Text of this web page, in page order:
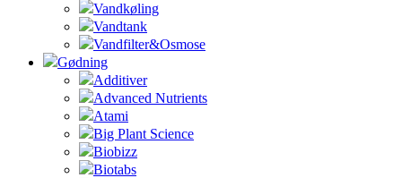
Vandkøling
Vandtank
Vandfilter&Osmose
Gødning
Additiver
Advanced Nutrients
Atami
Big Plant Science
Biobizz
Biotabs